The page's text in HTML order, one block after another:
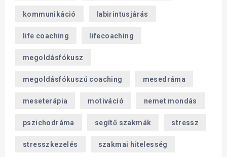
kommunikáció labirintusjárás
life coaching lifecoaching
megoldásfókusz
megoldásfókuszú coaching mesedráma
meseterápia motiváció nemet mondás
pszichodráma segítő szakmák stressz
stresszkezelés szakmai hitelesség